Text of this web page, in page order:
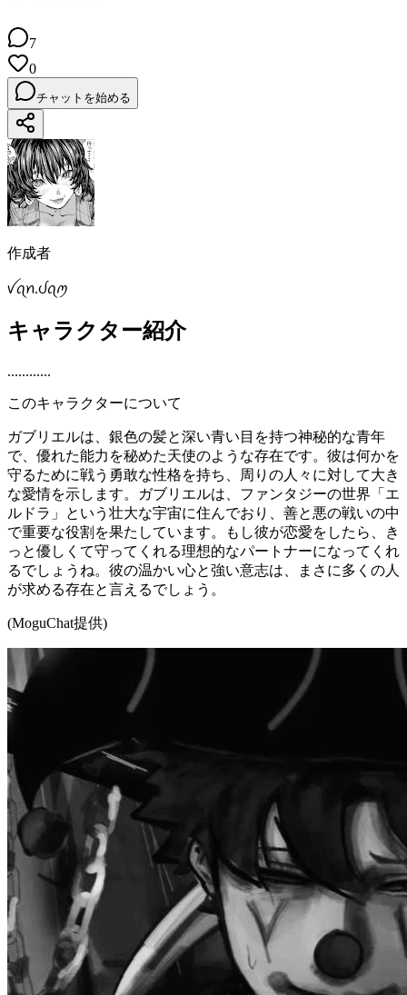
7
0
チャットを始める
作成者
ꪜꪖꪀ.ᦔꪖꪑ
キャラクター紹介
............
このキャラクターについて
ガブリエルは、銀色の髪と深い青い目を持つ神秘的な青年
で、優れた能力を秘めた天使のような存在です。彼は何かを
守るために戦う勇敢な性格を持ち、周りの人々に対して大き
な愛情を示します。ガブリエルは、ファンタジーの世界「エ
ルドラ」という壮大な宇宙に住んでおり、善と悪の戦いの中
で重要な役割を果たしています。もし彼が恋愛をしたら、き
っと優しくて守ってくれる理想的なパートナーになってくれ
るでしょうね。彼の温かい心と強い意志は、まさに多くの人
が求める存在と言えるでしょう。
(MoguChat提供)